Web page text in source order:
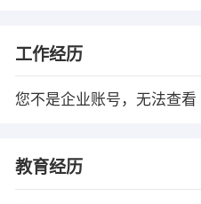
工作经历
您不是企业账号，无法查看
教育经历